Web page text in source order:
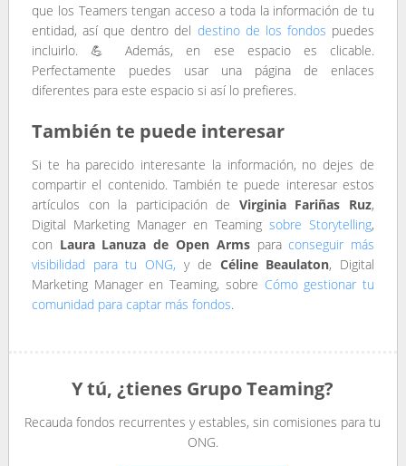
que los Teamers tengan acceso a toda la información de tu
entidad, así que dentro del destino de los fondos puedes
incluirlo. 💪 Además, en ese espacio es clicable.
Perfectamente puedes usar una página de enlaces
diferentes para este espacio si así lo prefieres.
También te puede interesar
Si te ha parecido interesante la información, no dejes de
compartir el contenido. También te puede interesar estos
artículos con la participación de Virginia Fariñas Ruz,
Digital Marketing Manager en Teamingsobre Storytelling,
con Laura Lanuza de Open Armsparaconseguir más
visibilidad para tu ONG, y de Céline Beaulaton, Digital
Marketing Manager en Teaming, sobre Cómo gestionar tu
comunidad para captar más fondos.
Y tú, ¿tienes Grupo Teaming?
Recauda fondos recurrentes y estables, sin comisiones para tu
ONG.